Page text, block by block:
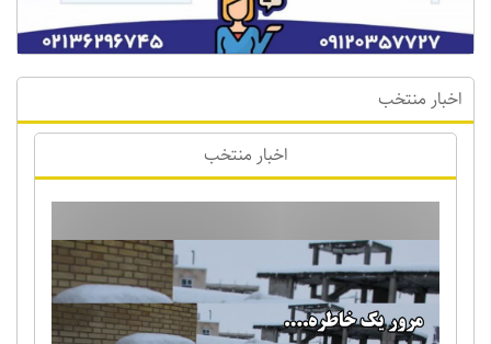
اخبار منتخب
اخبار منتخب